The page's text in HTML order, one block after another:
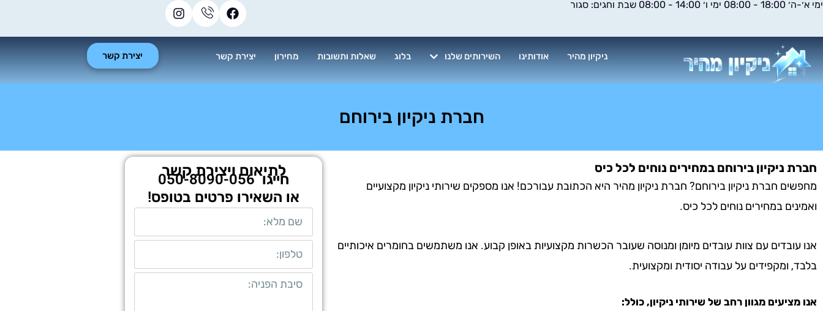
דילוג
ימי א׳-ה׳ 18:00 - 08:00 ימי ו׳ 14:00 - 08:00 שבת וחגים: סגור
ניקיון מהיר אודותינו השירותים שלנו בלוג שאלות ותשובות מחירון יצירת קשר יצירת קשר
חברת ניקיון בירוחם
חברת ניקיון בירוחם במחירים נוחים לכל כיס
מחפשים חברת ניקיון בירוחם? חברת ניקיון מהיר היא הכתובת עבורכם! אנו מספקים שירותי ניקיון מקצועיים
ואמינים במחירים נוחים לכל כיס.
אנו עובדים עם צוות עובדים מיומן ומנוסה שעובר הכשרות מקצועיות באופן קבוע. אנו משתמשים בחומרים איכותיים
בלבד, ומקפידים על עבודה יסודית ומקצועית.
אנו מציעים מגוון רחב של שירותי ניקיון, כולל:
לתיאום ויצירת קשר
חייגו050-8090-056
או השאירו פרטים בטופס!